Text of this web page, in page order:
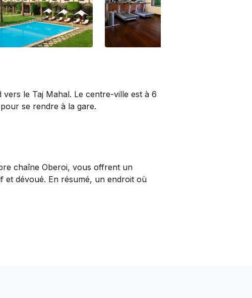
le Taj Mahal. Le centre-ville est à 6
se ­rendre à la gare.
chaîne Oberoi, vous offrent un
et dévoué. En résumé, un endroit où